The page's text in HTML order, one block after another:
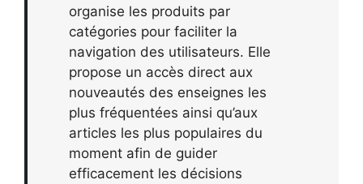
organise les produits par
catégories pour faciliter la
navigation des utilisateurs. Elle
propose un accès direct aux
nouveautés des enseignes les
plus fréquentées ainsi qu’aux
articles les plus populaires du
moment afin de guider
efficacement les décisions